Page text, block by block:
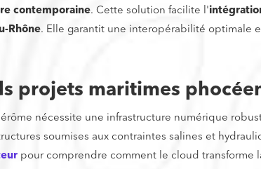
contemporaine. Cette solution facilite l'
Rhône. Elle garantit une interopérabilité optimale
projets maritimes
nécessite une infrastructure numérique
soumises aux contraintes salines et
pour comprendre comment le cloud transforme